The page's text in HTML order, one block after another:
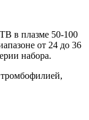
в плазме 50-100
от 24 до 36
набора.